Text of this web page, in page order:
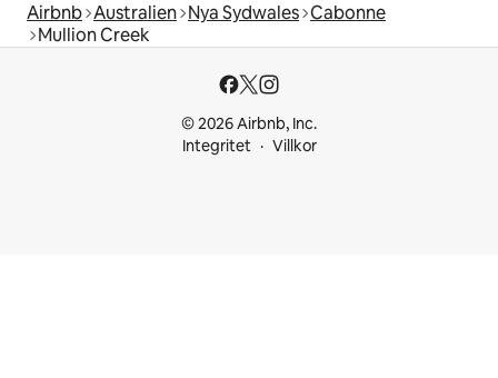
Airbnb Australien Nya Sydwales Cabonne
Mullion Creek
© 2026 Airbnb, Inc.
Integritet
Villkor